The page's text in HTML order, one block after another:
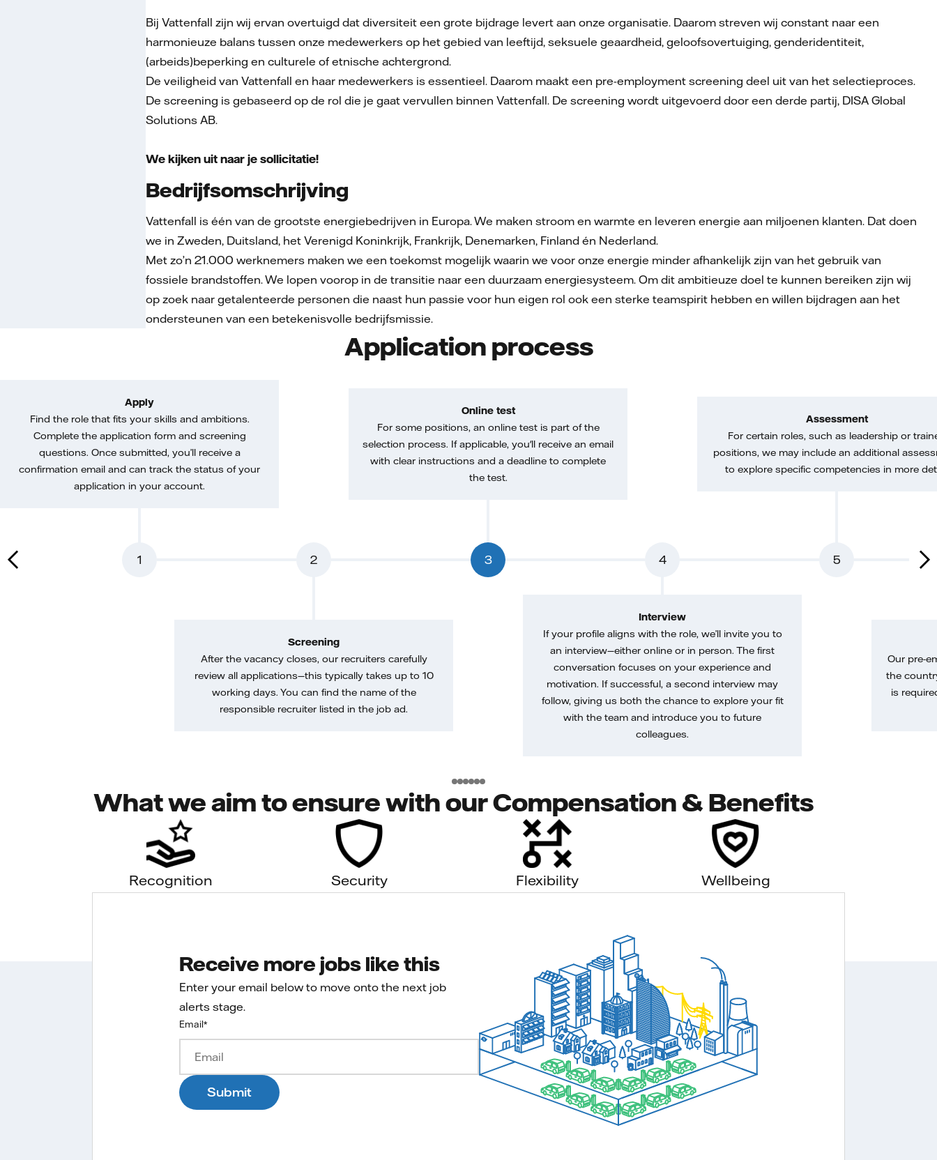
Bij Vattenfall zijn wij ervan overtuigd dat diversiteit een grote bijdrage levert aan onze organisatie. Daarom streven wij constant naar een
harmonieuze balans tussen onze medewerkers op het gebied van leeftijd, seksuele geaardheid, geloofsovertuiging, genderidentiteit,
(arbeids)beperking en culturele of etnische achtergrond.
De veiligheid van Vattenfall en haar medewerkers is essentieel. Daarom maakt een pre-employment screening deel uit van het selectieproces.
De screening is gebaseerd op de rol die je gaat vervullen binnen Vattenfall. De screening wordt uitgevoerd door een derde partij, DISA Global
Solutions AB.
We kijken uit naar je sollicitatie!
Bedrijfsomschrijving
Vattenfall is één van de grootste energiebedrijven in Europa. We maken stroom en warmte en leveren energie aan miljoenen klanten. Dat doen
we in Zweden, Duitsland, het Verenigd Koninkrijk, Frankrijk, Denemarken, Finland én Nederland.
Met zo’n 21.000 werknemers maken we een toekomst mogelijk waarin we voor onze energie minder afhankelijk zijn van het gebruik van
fossiele brandstoffen. We lopen voorop in de transitie naar een duurzaam energiesysteem. Om dit ambitieuze doel te kunnen bereiken zijn wij
op zoek naar getalenteerde personen die naast hun passie voor hun eigen rol ook een sterke teamspirit hebben en willen bijdragen aan het
ondersteunen van een betekenisvolle bedrijfsmissie.
Application process
1
Apply
Find the role that fits your skills and ambitions.
Complete the application form and screening
questions. Once submitted, you’ll receive a
confirmation email and can track the status of your
application in your account.
2
Screening
After the vacancy closes, our recruiters carefully
review all applications—this typically takes up to 10
working days. You can find the name of the
responsible recruiter listed in the job ad.
3
Online test
For some positions, an online test is part of the
selection process. If applicable, you'll receive an email
with clear instructions and a deadline to complete
the test.
4
Interview
If your profile aligns with the role, we’ll invite you to
an interview—either online or in person. The first
conversation focuses on your experience and
motivation. If successful, a second interview may
follow, giving us both the chance to explore your fit
with the team and introduce you to future
colleagues.
5
Assessment
For certain roles, such as leadership or
positions, we may include an additional
to explore specific competencies in more
Our pre-
the
is
What we aim to ensure with our Compensation & Benefits
Recognition Security Flexibility Wellbeing
Receive more jobs like this
Enter your email below to move onto the next job
alerts stage.
Email*
Submit